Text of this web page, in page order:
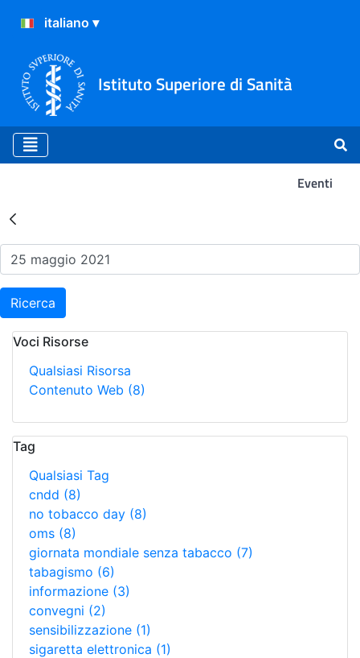
Istituto Superiore di Sanità
Eventi
Risultati della Ricerca -
Ricerca
Voci Risorse
Qualsiasi Risorsa
Contenuto Web (8)
Tag
Qualsiasi Tag
cndd (8)
no tobacco day (8)
oms (8)
giornata mondiale senza tabacco (7)
tabagismo (6)
informazione (3)
convegni (2)
sensibilizzazione (1)
sigaretta elettronica (1)